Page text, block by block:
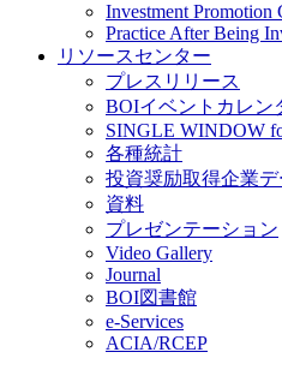
Investment Promotion
Practice After Being
リソースセンター
プレスリリース
BOIイベントカレン
SINGLE WINDOW
各種統計
投資奨励取得企業
資料
プレゼンテーション
Video Gallery
Journal
BOI図書館
e-Services
ACIA/RCEP